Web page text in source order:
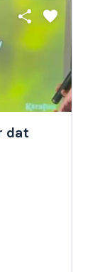
share favorite
dat